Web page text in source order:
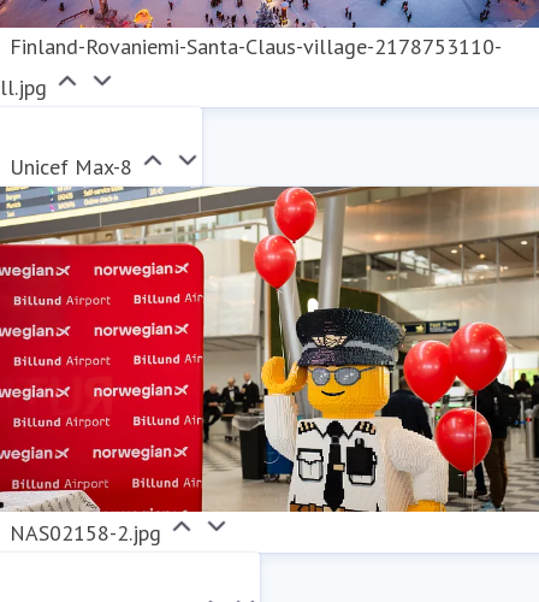
Finland-Rovaniemi-Santa-Claus-village-2178753110-
Unicef Max-8
NAS02158-2.jpg